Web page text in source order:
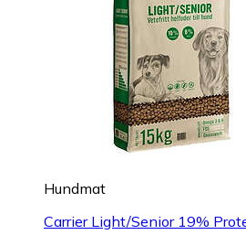
Hundmat
Carrier Light/Senior 19%